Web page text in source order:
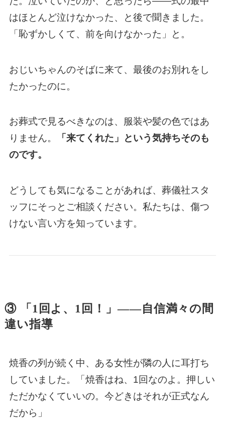
はほとんど泣けなかった、と後で聞きました。
「恥ずかしくて、前を向けなかった」と。
おじいちゃんのそばに来て、最後のお別れをし
たかったのに。
お葬式で見るべきなのは、服装や髪の色ではあ
りません。
「来てくれた」という気持ちそのも
のです。
どうしても気になることがあれば、葬儀社スタ
ッフにそっとご相談ください。私たちは、傷つ
けない言い方を知っています。
③ 「1回よ、1回！」——自信満々の間
違い指導
焼香の列が続く中、ある女性が隣の人に耳打ち
していました。「焼香はね、1回なのよ。押しい
ただかなくていいの。今どきはそれが正式なん
だから」